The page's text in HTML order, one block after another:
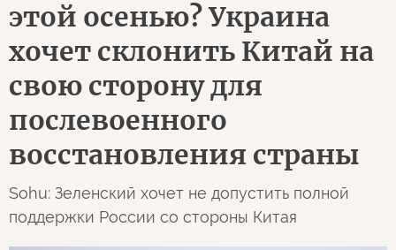
этой осенью? Украина
хочет склонить Китай на
свою сторону для
послевоенного
восстановления страны
Sohu: Зеленский хочет не допустить полной
поддержки России со стороны Китая